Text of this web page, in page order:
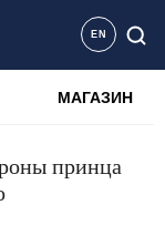
EN
МАГАЗИН
принца